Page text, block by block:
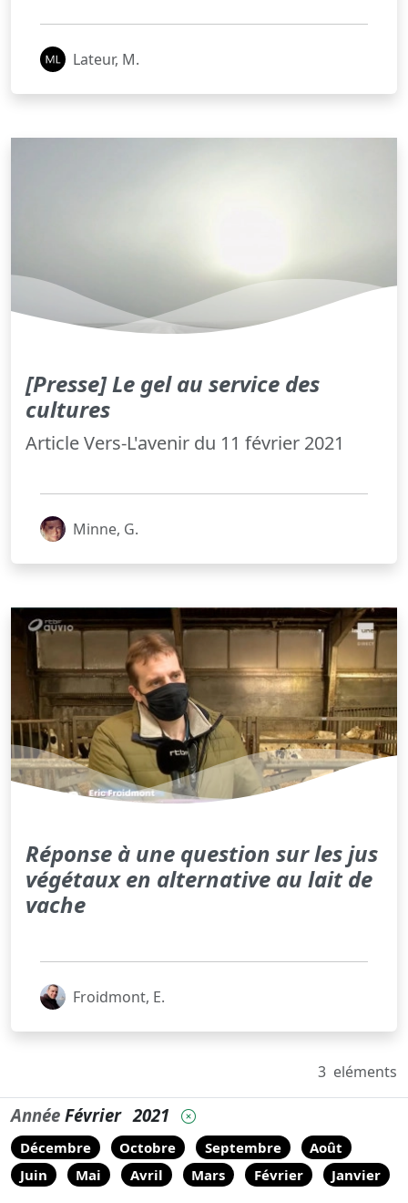
Lateur, M.
[Presse] Le gel au service des
cultures
Article Vers-L'avenir du 11 février 2021
Minne, G.
Réponse à une question sur les jus
végétaux en alternative au lait de
vache
Froidmont, E.
3 eléments
Année Février 2021
Décembre Octobre Septembre
Août
Juin
Mai Avril Mars Février Janvier